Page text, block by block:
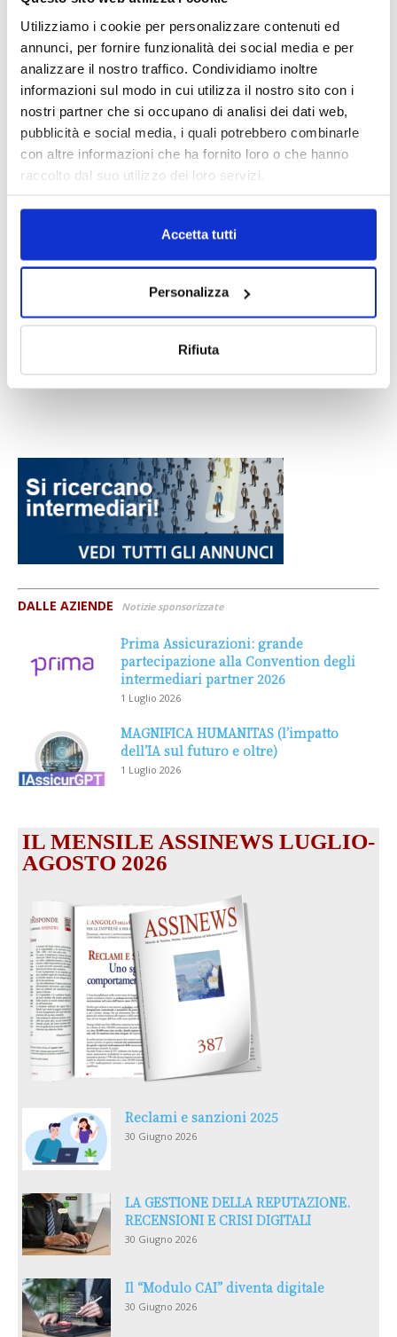
Utilizziamo i cookie per personalizzare contenuti ed
annunci, per fornire funzionalità dei social media e per
analizzare il nostro traffico. Condividiamo inoltre
informazioni sul modo in cui utilizza il nostro sito con i
nostri partner che si occupano di analisi dei dati web,
pubblicità e social media, i quali potrebbero combinarle
con altre informazioni che ha fornito loro o che hanno
raccolto dal suo utilizzo dei loro servizi.
Accetta tutti
Personalizza
Rifiuta
DALLE AZIENDE Notizie sponsorizzate
Prima Assicurazioni: grande
partecipazione alla Convention degli
intermediari partner 2026
1 Luglio 2026
MAGNIFICA HUMANITAS (l’impatto
dell’IA sul futuro e oltre)
1 Luglio 2026
IL MENSILE ASSINEWS LUGLIO-
AGOSTO 2026
Reclami e sanzioni 2025
30 Giugno 2026
LA GESTIONE DELLA REPUTAZIONE.
RECENSIONI E CRISI DIGITALI
30 Giugno 2026
Il “Modulo CAI” diventa digitale
30 Giugno 2026